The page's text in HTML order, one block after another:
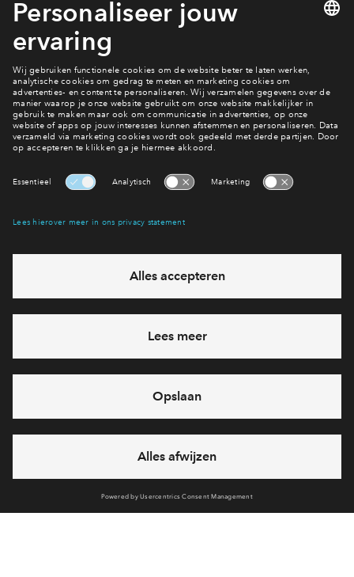
Wonen in De Hoge Regt Oost fase 2?
Bekijk het woningaanbod
Interesse? Meld je dan snel aan
eventuele projecten
Ja, ik wil mij aanmelden
Heb je een vraag en wil je direct antwoord? Bel ons op
feestdagen)
via chat en telefoon